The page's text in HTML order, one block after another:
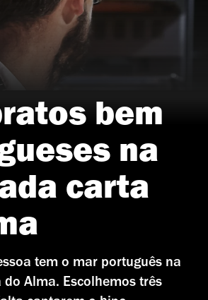
bem
na
carta
tem o mar português na
Alma. Escolhemos três